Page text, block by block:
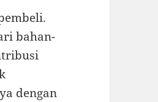
bahan-
dengan